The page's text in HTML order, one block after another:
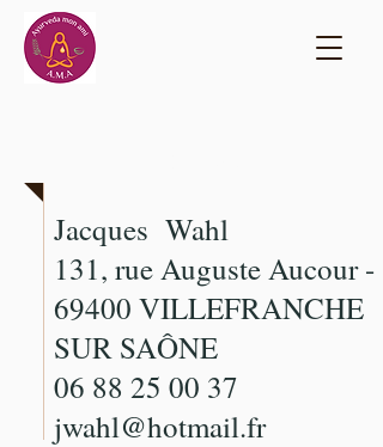
Jacques Wahl
131, rue Auguste Aucour -
69400 VILLEFRANCHE
SUR SAÔNE
06 88 25 00 37
jwahl@hotmail.fr